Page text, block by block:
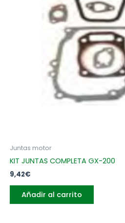
Juntas motor
KIT JUNTAS COMPLETA GX-200
9,42€
Añadir al carrito